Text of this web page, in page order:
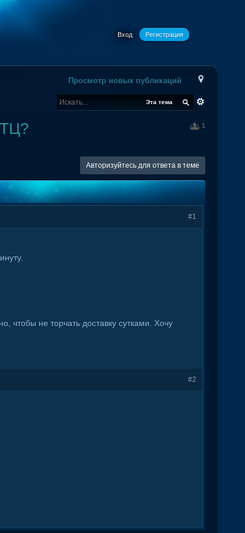
Вход Регистрация
Просмотр новых публикаций
Эта тема
1
ТЦ?
Авторизуйтесь для ответа в теме
#1
чтобы не торчать доставку сутками. Хочу
#2